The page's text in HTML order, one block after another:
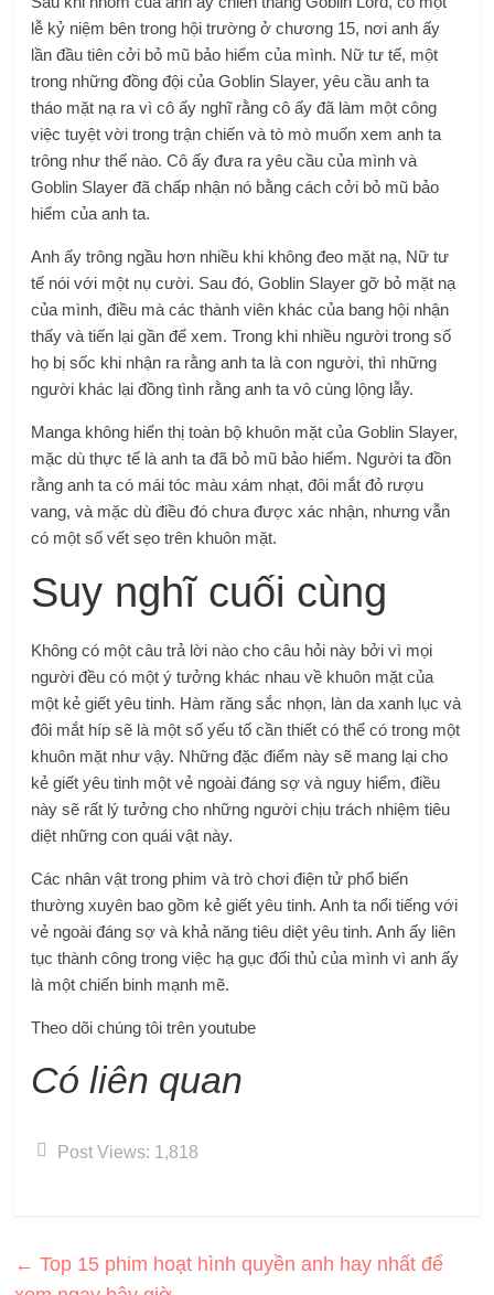
lễ kỷ niệm bên trong hội trường ở chương 15, nơi anh ấy
lần đầu tiên cởi bỏ mũ bảo hiểm của mình. Nữ tư tế, một
trong những đồng đội của Goblin Slayer, yêu cầu anh ta
tháo mặt nạ ra vì cô ấy nghĩ rằng cô ấy đã làm một công
việc tuyệt vời trong trận chiến và tò mò muốn xem anh ta
trông như thế nào. Cô ấy đưa ra yêu cầu của mình và
Goblin Slayer đã chấp nhận nó bằng cách cởi bỏ mũ bảo
hiểm của anh ta.
Anh ấy trông ngầu hơn nhiều khi không đeo mặt nạ, Nữ tư
tế nói với một nụ cười. Sau đó, Goblin Slayer gỡ bỏ mặt nạ
của mình, điều mà các thành viên khác của bang hội nhận
thấy và tiến lại gần để xem. Trong khi nhiều người trong số
họ bị sốc khi nhận ra rằng anh ta là con người, thì những
người khác lại đồng tình rằng anh ta vô cùng lộng lẫy.
Manga không hiển thị toàn bộ khuôn mặt của Goblin Slayer,
mặc dù thực tế là anh ta đã bỏ mũ bảo hiểm. Người ta đồn
rằng anh ta có mái tóc màu xám nhạt, đôi mắt đỏ rượu
vang, và mặc dù điều đó chưa được xác nhận, nhưng vẫn
có một số vết sẹo trên khuôn mặt.
Suy nghĩ cuối cùng
Không có một câu trả lời nào cho câu hỏi này bởi vì mọi
người đều có một ý tưởng khác nhau về khuôn mặt của
một kẻ giết yêu tinh. Hàm răng sắc nhọn, làn da xanh lục và
đôi mắt híp sẽ là một số yếu tố cần thiết có thể có trong một
khuôn mặt như vậy. Những đặc điểm này sẽ mang lại cho
kẻ giết yêu tinh một vẻ ngoài đáng sợ và nguy hiểm, điều
này sẽ rất lý tưởng cho những người chịu trách nhiệm tiêu
diệt những con quái vật này.
Các nhân vật trong phim và trò chơi điện tử phổ biến
thường xuyên bao gồm kẻ giết yêu tinh. Anh ta nổi tiếng với
vẻ ngoài đáng sợ và khả năng tiêu diệt yêu tinh. Anh ấy liên
tục thành công trong việc hạ gục đối thủ của mình vì anh ấy
là một chiến binh mạnh mẽ.
Theo dõi chúng tôi trên youtube
Có liên quan
Post Views: 1,818
← Top 15 phim hoạt hình quyền anh hay nhất để